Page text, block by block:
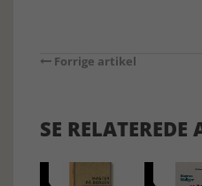
Forrige artikel
SE RELATEREDE